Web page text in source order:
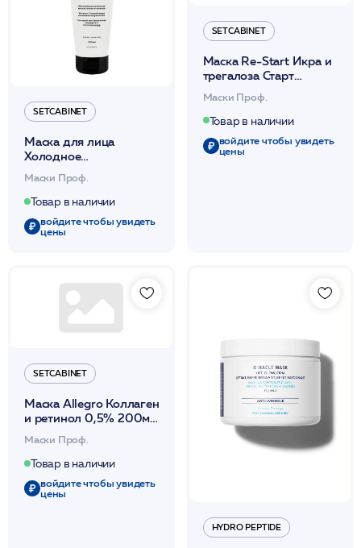
SETCABINET
Маска для лица
Холодное
распаривание 200мл
/SetCabinet
Маски Проф.
Товар в наличии
войдите чтобы увидеть
цены
SETCABINET
Маска Re-Start Икра и
трегалоза Старт
красоте 200мл
/SetCabinet
Маски Проф.
Товар в наличии
войдите чтобы увидеть
цены
SETCABINET
Маска Allegro Коллаген
и ретинол 0,5% 200мл
/SetCabinet
Маски Проф.
Товар в наличии
войдите чтобы увидеть
цены
HYDRO PEPTIDE